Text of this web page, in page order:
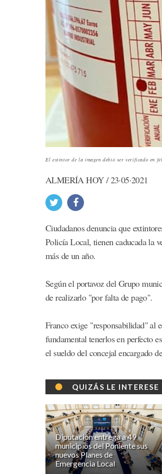
El extintor de la imagen debió ser verificado en
ALMERÍA HOY / 23·05·2021
Ciudadanos denuncia que
Policía Local, tienen caducada la
más de un año.
Según el portavoz del Grupo
de realizarlo "por falta de pago".
Franco exige "responsabilidad" al
fundamental tenerlos en perfecto
el sueldo del concejal encargado
QUIZÁS LE INTERESE
Diputación entrega a 49
municipios del Poniente sus
nuevos Planes de
Emergencia Local